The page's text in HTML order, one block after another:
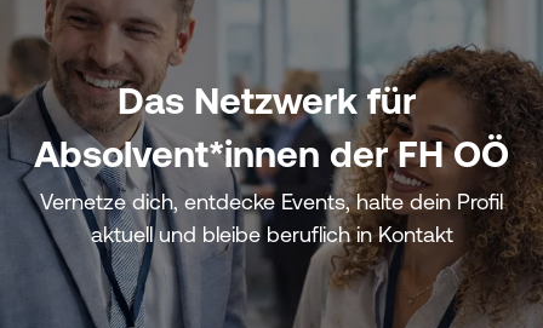
Das Netzwerk für
Absolvent*innen der FH OÖ
Vernetze dich, entdecke Events, halte dein Profil
aktuell und bleibe beruflich in Kontakt